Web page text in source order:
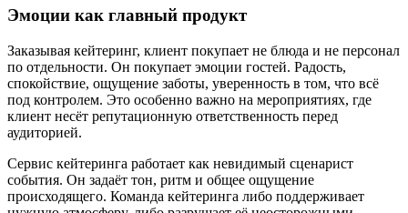
Эмоции как главный продукт
Заказывая кейтеринг, клиент покупает не блюда и не персонал
по отдельности. Он покупает эмоции гостей. Радость,
спокойствие, ощущение заботы, уверенность в том, что всё
под контролем. Это особенно важно на мероприятиях, где
клиент несёт репутационную ответственность перед
аудиторией.
Сервис кейтеринга работает как невидимый сценарист
события. Он задаёт тон, ритм и общее ощущение
происходящего. Команда кейтеринга либо поддерживает